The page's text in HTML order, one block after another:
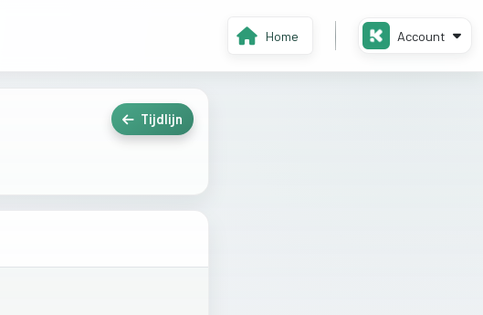
Home Account
Tijdlijn